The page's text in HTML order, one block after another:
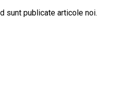
sunt publicate articole noi.